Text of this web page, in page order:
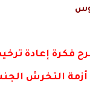
فكرة إعادة
أزمة التخرش